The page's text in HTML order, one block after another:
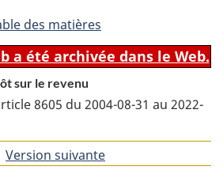
des matières
a été archivée dans le Web.
sur le revenu
8605 du 2004-08-31 au 2022-
Version suivante